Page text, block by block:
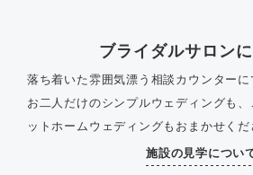
ブライダルサロン
落ち着いた雰囲気漂う相談カウンターに
お二人だけのシンプルウェディングも
ットホームウェディングもおまかせくだ
施設の見学につい